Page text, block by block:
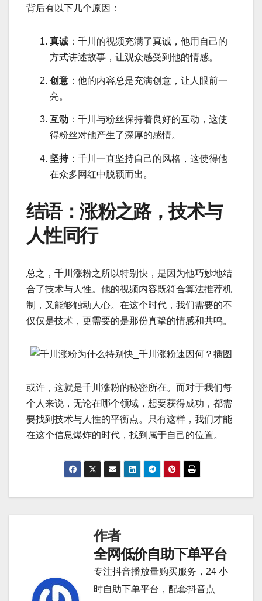
背后有以下几个原因：
真诚 ：千川的视频充满了真诚，他用自己的
方式讲述故事，让观众感受到他的情感。
创意 ：他的内容总是充满创意，让人眼前一
亮。
互动 ：千川与粉丝保持着良好的互动，这使
得粉丝对他产生了深厚的感情。
坚持：千川一直坚持自己的风格，这使得他
在众多网红中脱颖而出。
结语：涨粉之路，技术与
人性同行
总之，千川涨粉之所以特别快，是因为他巧妙地结
合了技术与人性。他的视频内容既符合算法推荐机
制，又能够触动人心。在这个时代，我们需要的不
仅仅是技术，更需要的是那份真挚的情感和共鸣。
或许，这就是千川涨粉的秘密所在。而对于我们每
个人来说，无论在哪个领域，想要获得成功，都需
要找到技术与人性的平衡点。只有这样，我们才能
在这个信息爆炸的时代，找到属于自己的位置。
作者
全网低价自助下单平台
专注抖音播放量购买服务，24 小
时自助下单平台，配套抖音点